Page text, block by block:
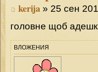
kerija » 25 сен
головне щоб
ВЛОЖЕНИЯ